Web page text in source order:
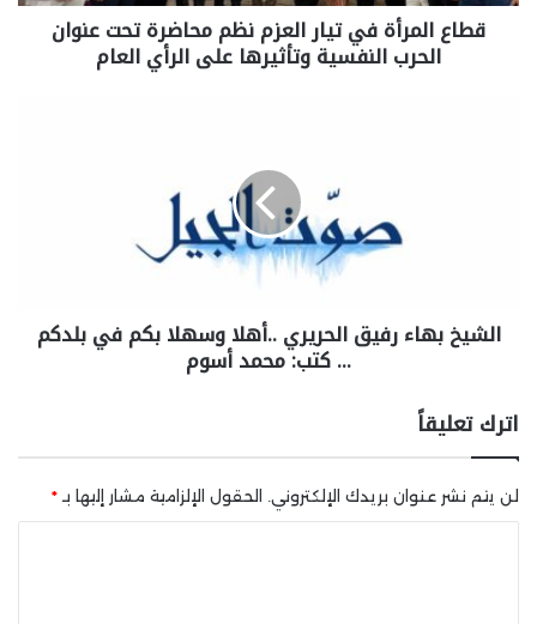
قطاع المرأة في تيار العزم نظم محاضرة تحت عنوان
الحرب النفسية وتأثيرها على الرأي العام
الشيخ بهاء رفيق الحريري ..أهلا وسهلا بكم في بلدكم
… كتب: محمد أسوم
اترك تعليقاً
لن يتم نشر عنوان بريدك الإلكتروني. الحقول الإلزامية مشار إليها بـ*